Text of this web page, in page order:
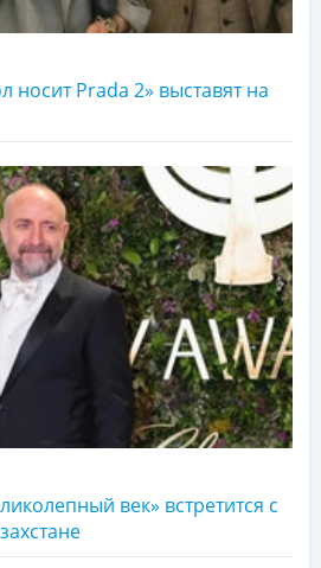
носит Prada 2» выставят на
век» встретится с